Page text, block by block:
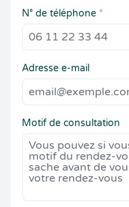
N° de téléphone *
Adresse e-mail
Motif de consultation